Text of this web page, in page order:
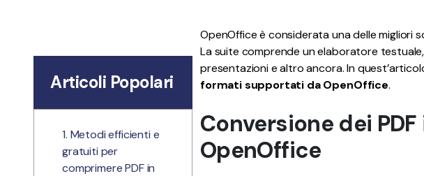
Freelancer
OpenOffice è considerata una delle migliori
La suite comprende un elaboratore
presentazioni e altro ancora. In
formati supportati da OpenOffice.
Conversione dei
OpenOffice
Articoli Popolari
1. Metodi efficienti e
gratuiti per
comprimere PDF in